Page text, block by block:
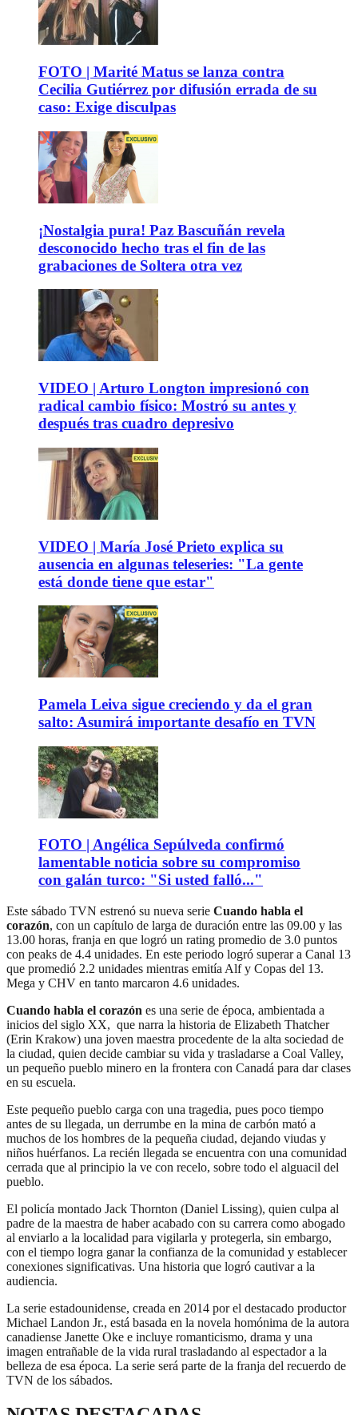
FOTO | Marité Matus se lanza contra
Cecilia Gutiérrez por difusión errada de su
caso: Exige disculpas
¡Nostalgia pura! Paz Bascuñán revela
desconocido hecho tras el fin de las
grabaciones de Soltera otra vez
VIDEO | Arturo Longton impresionó con
radical cambio físico: Mostró su antes y
después tras cuadro depresivo
VIDEO | María José Prieto explica su
ausencia en algunas teleseries: "La gente
está donde tiene que estar"
Pamela Leiva sigue creciendo y da el gran
salto: Asumirá importante desafío en TVN
FOTO | Angélica Sepúlveda confirmó
lamentable noticia sobre su compromiso
con galán turco: "Si usted falló..."
Este sábado TVN estrenó su nueva serie Cuando habla el
corazón, con un capítulo de larga de duración entre las 09.00 y las
13.00 horas, franja en que logró un rating promedio de 3.0 puntos
con peaks de 4.4 unidades. En este periodo logró superar a Canal 13
que promedió 2.2 unidades mientras emitía Alf y Copas del 13.
Mega y CHV en tanto marcaron 4.6 unidades.
Cuando habla el corazón es una serie de época, ambientada a
inicios del siglo XX, que narra la historia de Elizabeth Thatcher
(Erin Krakow) una joven maestra procedente de la alta sociedad de
la ciudad, quien decide cambiar su vida y trasladarse a Coal Valley,
un pequeño pueblo minero en la frontera con Canadá para dar clases
en su escuela.
Este pequeño pueblo carga con una tragedia, pues poco tiempo
antes de su llegada, un derrumbe en la mina de carbón mató a
muchos de los hombres de la pequeña ciudad, dejando viudas y
niños huérfanos. La recién llegada se encuentra con una comunidad
cerrada que al principio la ve con recelo, sobre todo el alguacil del
pueblo.
El policía montado Jack Thornton (Daniel Lissing), quien culpa al
padre de la maestra de haber acabado con su carrera como abogado
al enviarlo a la localidad para vigilarla y protegerla, sin embargo,
con el tiempo logra ganar la confianza de la comunidad y establecer
conexiones significativas. Una historia que logró cautivar a la
audiencia.
La serie estadounidense, creada en 2014 por el destacado productor
Michael Landon Jr., está basada en la novela homónima de la autora
canadiense Janette Oke e incluye romanticismo, drama y una
imagen entrañable de la vida rural trasladando al espectador a la
belleza de esa época. La serie será parte de la franja del recuerdo de
TVN de los sábados.